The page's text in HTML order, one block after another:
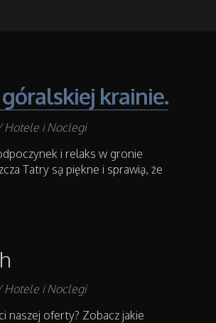
krainie.
Hotele i Noclegi
i relaks w gronie
Tatry są piękne i sprawią, że
Hotele i Noclegi
naszej oferty? Zobacz jakie